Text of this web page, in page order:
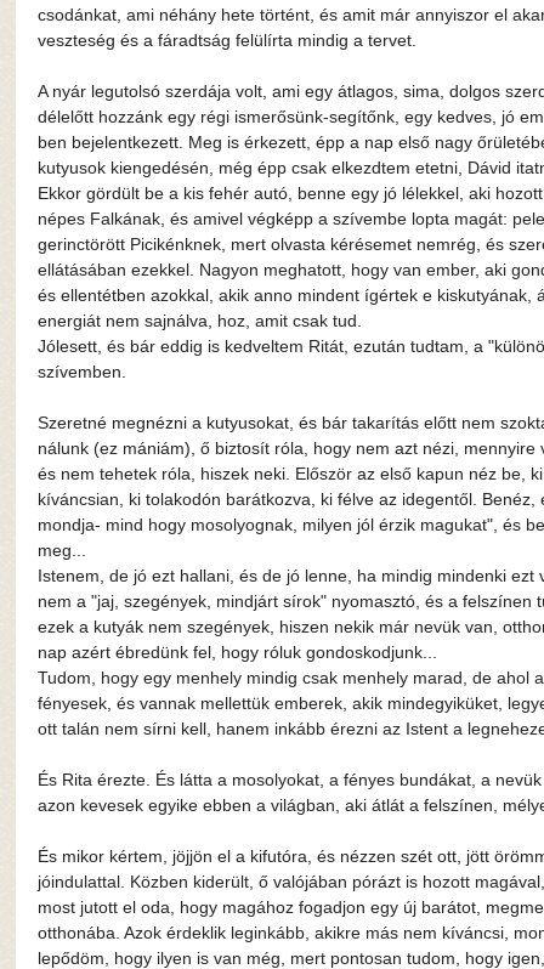
csodánkat, ami néhány hete történt, és amit már annyiszor el
veszteség és a fáradtság felülírta mindig a tervet.
A nyár legutolsó szerdája volt, ami egy átlagos, sima, dolgos
délelőtt hozzánk egy régi ismerősünk-segítőnk, egy kedves, jó
ben bejelentkezett. Meg is érkezett, épp a nap első nagy
kutyusok kiengedésén, még épp csak elkezdtem etetni, Dávid
Ekkor gördült be a kis fehér autó, benne egy jó lélekkel, aki
népes Falkának, és amivel végképp a szívembe lopta magát:
gerinctörött Picikénknek, mert olvasta kérésemet nemrég, és
ellátásában ezekkel. Nagyon meghatott, hogy van ember, aki
és ellentétben azokkal, akik anno mindent ígértek e
energiát nem sajnálva, hoz, amit csak tud.
Jólesett, és bár eddig is kedveltem Ritát, ezután tudtam, a
szívemben.
Szeretné megnézni a kutyusokat, és bár takarítás előtt nem
nálunk (ez mániám), ő biztosít róla, hogy nem azt nézi,
és nem tehetek róla, hiszek neki. Először az első kapun néz be,
kíváncsian, ki tolakodón barátkozva, ki félve az idegentől.
mondja- mind hogy mosolyognak, milyen jól érzik magukat", és
meg...
Istenem, de jó ezt hallani, és de jó lenne, ha mindig mindenki
nem a "jaj, szegények, mindjárt sírok" nyomasztó, és a
ezek a kutyák nem szegények, hiszen nekik már nevük van,
nap azért ébredünk fel, hogy róluk gondoskodjunk...
Tudom, hogy egy menhely mindig csak menhely marad, de ahol
fényesek, és vannak mellettük emberek, akik mindegyiküket,
ott talán nem sírni kell, hanem inkább érezni az Istent a
És Rita érezte. És látta a mosolyokat, a fényes bundákat, a
azon kevesek egyike ebben a világban, aki átlát a felszínen,
És mikor kértem, jöjjön el a kifutóra, és nézzen szét ott, jött
jóindulattal. Közben kiderült, ő valójában pórázt is hozott
most jutott el oda, hogy magához fogadjon egy új barátot,
otthonába. Azok érdeklik leginkább, akikre más nem kíváncsi,
lepődöm, hogy ilyen is van még, mert pontosan tudom, hogy